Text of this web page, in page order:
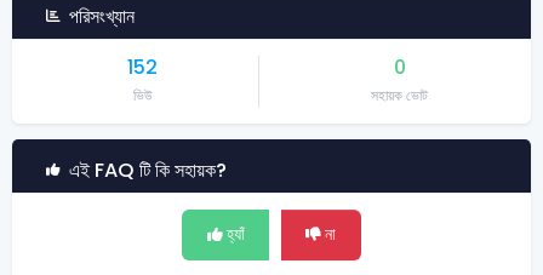
Admission
Job Assistant
Skill
Exams
পরিসংখ্যান
152
ভিউ
0
সহায়ক ভোট
এই FAQ টি কি সহায়ক?
হ্যাঁ না